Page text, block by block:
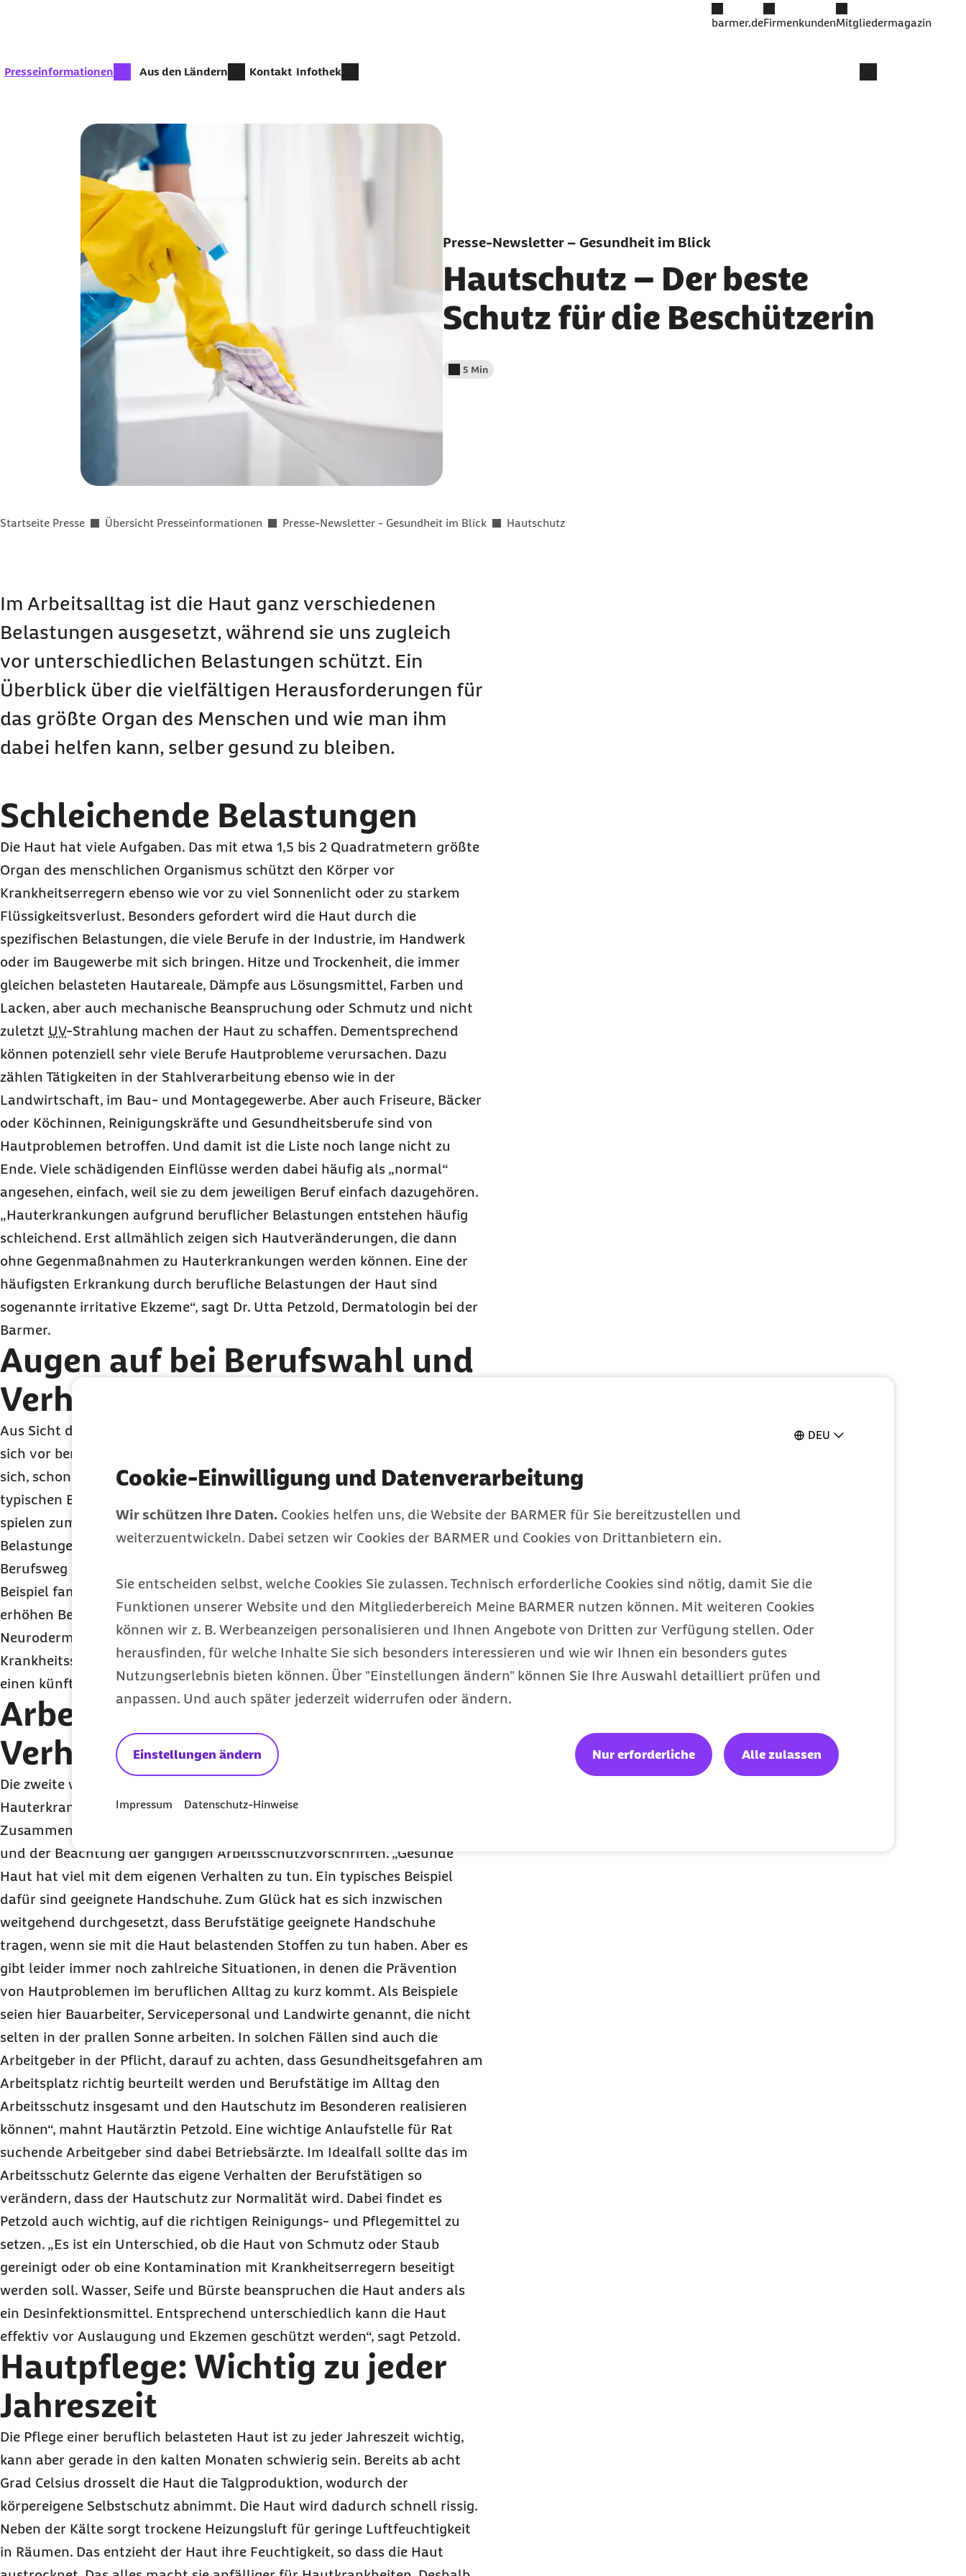
DEU
Cookie-Einwilligung und Datenverarbeitung
Wir schützen Ihre Daten. Cookies helfen uns, die Website der BARMER für Sie bereitzustellen und
weiterzuentwickeln. Dabei setzen wir Cookies der BARMER und Cookies von Drittanbietern ein.
Sie entscheiden selbst, welche Cookies Sie zulassen. Technisch erforderliche Cookies sind nötig, damit Sie die
Funktionen unserer Website und den Mitgliederbereich Meine BARMER nutzen können. Mit weiteren Cookies
können wir z. B. Werbeanzeigen personalisieren und Ihnen Angebote von Dritten zur Verfügung stellen. Oder
herausfinden, für welche Inhalte Sie sich besonders interessieren und wie wir Ihnen ein besonders gutes
Nutzungserlebnis bieten können. Über "Einstellungen ändern" können Sie Ihre Auswahl detailliert prüfen und
anpassen. Und auch später jederzeit widerrufen oder ändern.
Einstellungen ändern Nur erforderliche Alle zulassen
Impressum Datenschutz-Hinweise
barmer.deFirmenkundenMitgliedermagazin
zur Zeit aktiv:
Presseinformationen Aus den Ländern Kontakt Infothek
Presse-Newsletter – Gesundheit im Blick
Hautschutz – Der beste
Schutz für die Beschützerin
Lesedauer weniger als
5 Min
Sie befinden sich hier:
Startseite Presse Übersicht Presseinformationen Presse-Newsletter - Gesundheit im Blick Hautschutz
Im Arbeitsalltag ist die Haut ganz verschiedenen
Belastungen ausgesetzt, während sie uns zugleich
vor unterschiedlichen Belastungen schützt. Ein
Überblick über die vielfältigen Herausforderungen für
das größte Organ des Menschen und wie man ihm
dabei helfen kann, selber gesund zu bleiben.
Schleichende Belastungen
Die Haut hat viele Aufgaben. Das mit etwa 1,5 bis 2 Quadratmetern größte
Organ des menschlichen Organismus schützt den Körper vor
Krankheitserregern ebenso wie vor zu viel Sonnenlicht oder zu starkem
Flüssigkeitsverlust. Besonders gefordert wird die Haut durch die
spezifischen Belastungen, die viele Berufe in der Industrie, im Handwerk
oder im Baugewerbe mit sich bringen. Hitze und Trockenheit, die immer
gleichen belasteten Hautareale, Dämpfe aus Lösungsmittel, Farben und
Lacken, aber auch mechanische Beanspruchung oder Schmutz und nicht
zuletzt UV-Strahlung machen der Haut zu schaffen. Dementsprechend
können potenziell sehr viele Berufe Hautprobleme verursachen. Dazu
zählen Tätigkeiten in der Stahlverarbeitung ebenso wie in der
Landwirtschaft, im Bau- und Montagegewerbe. Aber auch Friseure, Bäcker
oder Köchinnen, Reinigungskräfte und Gesundheitsberufe sind von
Hautproblemen betroffen. Und damit ist die Liste noch lange nicht zu
Ende. Viele schädigenden Einflüsse werden dabei häufig als „normal“
angesehen, einfach, weil sie zu dem jeweiligen Beruf einfach dazugehören.
„Hauterkrankungen aufgrund beruflicher Belastungen entstehen häufig
schleichend. Erst allmählich zeigen sich Hautveränderungen, die dann
ohne Gegenmaßnahmen zu Hauterkrankungen werden können. Eine der
häufigsten Erkrankung durch berufliche Belastungen der Haut sind
sogenannte irritative Ekzeme“, sagt Dr. Utta Petzold, Dermatologin bei der
Barmer.
Augen auf bei Berufswahl und
Verhalten
Aus Sicht der Medizinerin sind deshalb vor allem zwei Dinge wichtig, um
sich vor beruflich bedingten Hauterkrankungen zu schützen. „Es lohnt
sich, schon bei der Berufswahl darauf zu achten, wie der Beruf und seine
typischen Belastungen mit der eigenen Gesundheit zusammenpassen. Hier
spielen zum Beispiel Allergien eine wichtige Rolle. Aber auch absehbare
Belastungen für die Haut sollten bei der Entscheidung für einen
Berufsweg schon beachtet werden“, rät Petzold. Wenn jemand zum
Beispiel familiär mit der Hautkrankheit Neurodermitis vorbelastet ist,
erhöhen Berufe mit einer starken Staubentwicklung das Risiko, selber an
Neurodermitis zu erkranken oder bei bestehender Neurodermitis häufiger
Krankheitsschübe zu erleiden. Daher lohnen sich entsprechende Fragen an
einen künftigen Ausbildungsbetrieb zu berufstypischen Belastungen.
Arbeitsschutz und eigenes
Verhalten
Die zweite wichtige Möglichkeit, sich vor beruflich bedingten
Hauterkrankungen zu schützen, sieht Petzold in einem guten
Zusammenspiel zwischen dem persönlichen Verhalten der Berufstätigen
und der Beachtung der gängigen Arbeitsschutzvorschriften. „Gesunde
Haut hat viel mit dem eigenen Verhalten zu tun. Ein typisches Beispiel
dafür sind geeignete Handschuhe. Zum Glück hat es sich inzwischen
weitgehend durchgesetzt, dass Berufstätige geeignete Handschuhe
tragen, wenn sie mit die Haut belastenden Stoffen zu tun haben. Aber es
gibt leider immer noch zahlreiche Situationen, in denen die Prävention
von Hautproblemen im beruflichen Alltag zu kurz kommt. Als Beispiele
seien hier Bauarbeiter, Servicepersonal und Landwirte genannt, die nicht
selten in der prallen Sonne arbeiten. In solchen Fällen sind auch die
Arbeitgeber in der Pflicht, darauf zu achten, dass Gesundheitsgefahren am
Arbeitsplatz richtig beurteilt werden und Berufstätige im Alltag den
Arbeitsschutz insgesamt und den Hautschutz im Besonderen realisieren
können“, mahnt Hautärztin Petzold. Eine wichtige Anlaufstelle für Rat
suchende Arbeitgeber sind dabei Betriebsärzte. Im Idealfall sollte das im
Arbeitsschutz Gelernte das eigene Verhalten der Berufstätigen so
verändern, dass der Hautschutz zur Normalität wird. Dabei findet es
Petzold auch wichtig, auf die richtigen Reinigungs- und Pflegemittel zu
setzen. „Es ist ein Unterschied, ob die Haut von Schmutz oder Staub
gereinigt oder ob eine Kontamination mit Krankheitserregern beseitigt
werden soll. Wasser, Seife und Bürste beanspruchen die Haut anders als
ein Desinfektionsmittel. Entsprechend unterschiedlich kann die Haut
effektiv vor Auslaugung und Ekzemen geschützt werden“, sagt Petzold.
Hautpflege: Wichtig zu jeder
Jahreszeit
Die Pflege einer beruflich belasteten Haut ist zu jeder Jahreszeit wichtig,
kann aber gerade in den kalten Monaten schwierig sein. Bereits ab acht
Grad Celsius drosselt die Haut die Talgproduktion, wodurch der
körpereigene Selbstschutz abnimmt. Die Haut wird dadurch schnell rissig.
Neben der Kälte sorgt trockene Heizungsluft für geringe Luftfeuchtigkeit
in Räumen. Das entzieht der Haut ihre Feuchtigkeit, so dass die Haut